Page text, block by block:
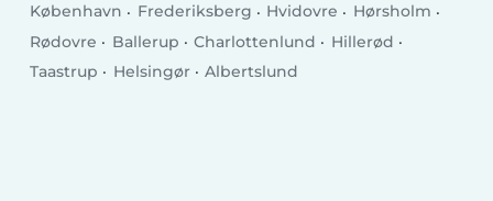
København Frederiksberg Hvidovre
Hørsholm
Rødovre
Ballerup Charlottenlund
Hillerød
Taastrup
Helsingør Albertslund